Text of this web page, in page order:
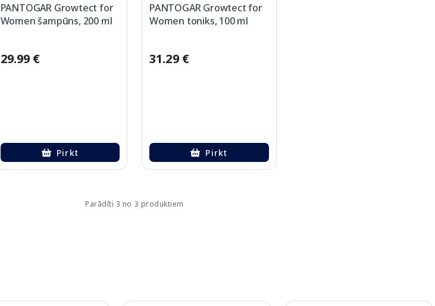
PANTOGAR Growtect for
Women šampūns, 200 ml
29.99 €
Pirkt
PANTOGAR Growtect for
Women toniks, 100 ml
31.29 €
Pirkt
Parādīti 3 no 3 produktiem